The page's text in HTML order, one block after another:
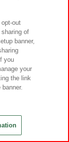
out
of
banner,
you
your
the link